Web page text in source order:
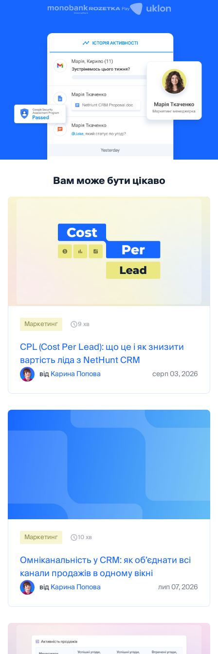
Вам може бути цікаво
Maркетинг 9 хв
CPL (Cost Per Lead): що це і як знизити
вартість ліда з NetHunt CRM
відКарина Попова серп 03, 2026
Maркетинг 10 хв
Омніканальність у CRM: як об’єднати всі
канали продажів в одному вікні
відКарина Попова лип 07, 2026